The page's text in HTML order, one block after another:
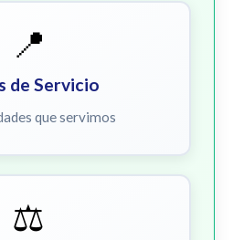
📍
de Servicio
que servimos
⚖️